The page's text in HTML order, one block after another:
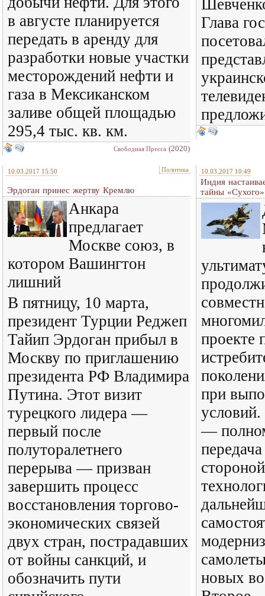
в августе планируется
передать в аренду для
разработки новые участки
месторождений нефти и
газа в Мексиканском
заливе общей площадью
295,4 тыс. кв. км.
Свободная Пресса (2020)
Глава
10.03.2017 15:50 Политика
Эрдоган принес жертву Кремлю
Анкара
предлагает
Москве союз, в
котором Вашингтон
лишний
В пятницу, 10 марта,
президент Турции Реджеп
Тайип Эрдоган прибыл в
Москву по приглашению
президента РФ Владимира
Путина. Этот визит
турецкого лидера —
первый после
полуторалетнего
перерыва — призван
завершить процесс
восстановления торгово-
экономических связей
двух стран, пострадавших
от войны санкций, и
обозначить пути
10.03.2017 10:49
Индия
тайны «Сухого»
проекте
при
—
новых